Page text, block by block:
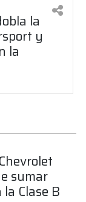
la
y
la
sumar
Clase B